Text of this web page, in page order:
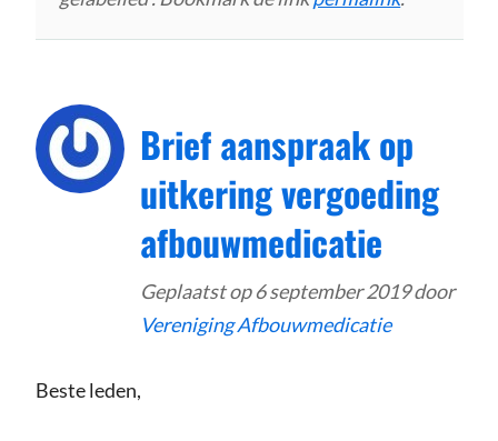
Brief aanspraak op
uitkering vergoeding
afbouwmedicatie
Geplaatst op6 september 2019door
Vereniging Afbouwmedicatie
Beste leden,